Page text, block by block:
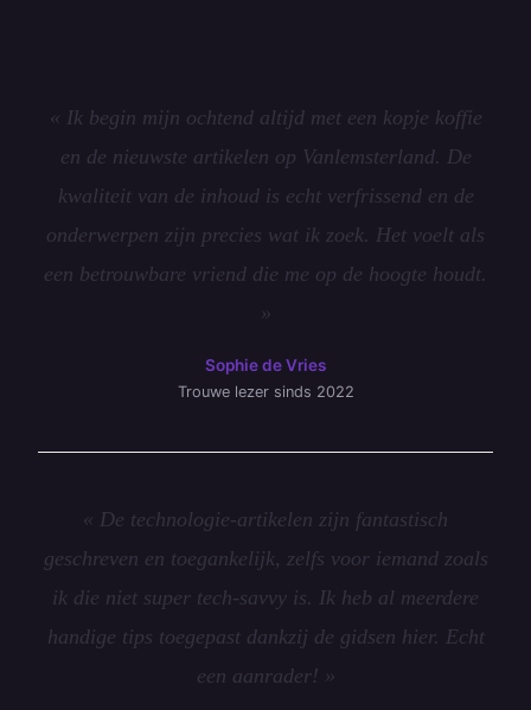
« Ik begin mijn ochtend altijd met een kopje koffie
en de nieuwste artikelen op Vanlemsterland. De
kwaliteit van de inhoud is echt verfrissend en de
onderwerpen zijn precies wat ik zoek. Het voelt als
een betrouwbare vriend die me op de hoogte houdt.
»
Sophie de Vries
Trouwe lezer sinds 2022
« De technologie-artikelen zijn fantastisch
geschreven en toegankelijk, zelfs voor iemand zoals
ik die niet super tech-savvy is. Ik heb al meerdere
handige tips toegepast dankzij de gidsen hier. Echt
een aanrader! »